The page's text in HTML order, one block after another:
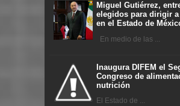
Miguel Gutiérrez,
elegidos para dirigir a
en el Estado de
En medio de las ...
Inaugura DIFEM el
Congreso de
nutrición
El Estado de ...